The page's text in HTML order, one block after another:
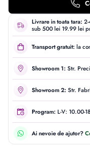
Livrare in toata tara:
sub 500 lei 19.99 lei
Transport gratuit: la
Showroom 1: Str.
Showroom 2: Str.
Program: L-V: 10.00-
Ai nevoie de ajutor?